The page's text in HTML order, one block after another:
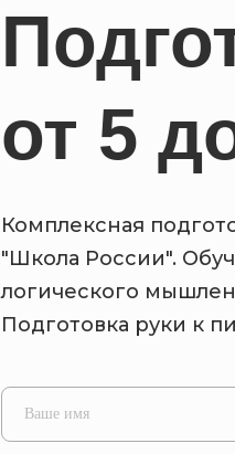
от 5
Комплексная
"Школа России".
логического
Подготовка руки к